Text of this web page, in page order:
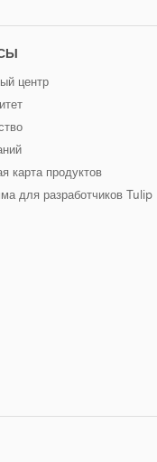
центр
карта продуктов
для разработчиков Tulip